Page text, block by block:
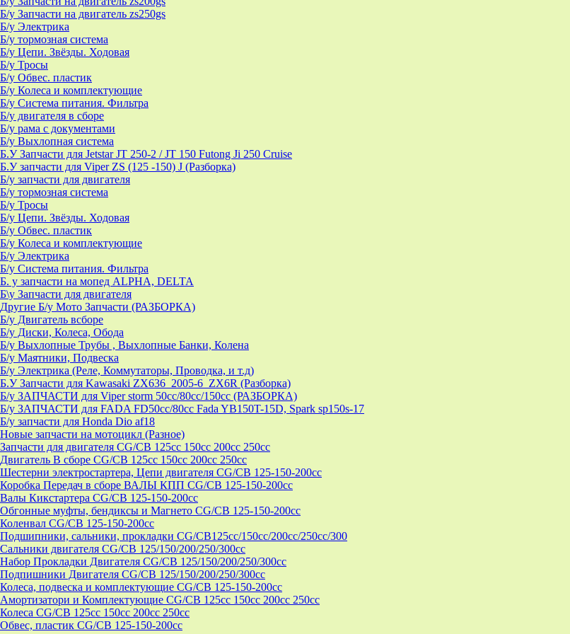
Б/у Запчасти на двигатель zs250gs
Б/у Электрика
Б/у тормозная система
Б/у Цепи. Звёзды. Ходовая
Б/у Тросы
Б/у Обвес. пластик
Б/у Колеса и комплектующие
Б/у Система питания. Фильтра
Б/у двигателя в сборе
Б/у рама с документами
Б/у Выхлопная система
Б.У Запчасти для Jetstar JT 250-2 / JT 150 Futong Ji 250 Cruise
Б.У запчасти для Viper ZS (125 -150) J (Разборка)
Б/у запчасти для двигателя
Б/у тормозная система
Б/у Тросы
Б/у Цепи. Звёзды. Ходовая
Б/у Обвес. пластик
Б/у Колеса и комплектующие
Б/у Электрика
Б/у Система питания. Фильтра
Б. у запчасти на мопед ALPHA, DELTA
Б\у Запчасти для двигателя
Другие Б/у Мото Запчасти (РАЗБОРКА)
Б/у Двигатель всборе
Б/у Диски, Колеса, Обода
Б/у Выхлопные Трубы , Выхлопные Банки, Колена
Б/у Маятники, Подвеска
Б/у Электрика (Реле, Коммутаторы, Проводка, и т.д)
Б.У Запчасти для Kawasaki ZX636_2005-6_ZX6R (Разборка)
Б/у ЗАПЧАСТИ для Viper storm 50cc/80cc/150cc (РАЗБОРКА)
Б/у ЗАПЧАСТИ для FADA FD50cc/80cc Fada YB150T-15D, Spark sp150s-17
Б/у запчасти для Honda Dio af18
Новые запчасти на мотоцикл (Разное)
Запчасти для двигателя CG/CB 125cc 150cc 200cc 250cc
Двигатель В сборе CG/CB 125cc 150cc 200cc 250cc
Шестерни электростартера, Цепи двигателя CG/CB 125-150-200cc
Коробка Передач в сборе ВАЛЫ КПП CG/CB 125-150-200cc
Валы Кикстартера CG/CB 125-150-200cc
Обгонные муфты, бендиксы и Магнето CG/CB 125-150-200cc
Коленвал CG/CB 125-150-200cc
Подшипники, сальники, прокладки CG/CB125сс/150cc/200cc/250cc/300
Сальники двигателя CG/CB 125/150/200/250/300cc
Набор Прокладки Двигателя CG/CB 125/150/200/250/300cc
Подпишники Двигателя CG/CB 125/150/200/250/300cc
Колеса, подвеска и комплектующие CG/CB 125-150-200cc
Амортизатори и Комплектующие CG/CB 125cc 150cc 200cc 250cc
Колеса CG/CB 125cc 150cc 200cc 250cc
Обвес, пластик CG/CB 125-150-200cc